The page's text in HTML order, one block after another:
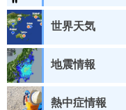
世界天気
地震情報
熱中症情報